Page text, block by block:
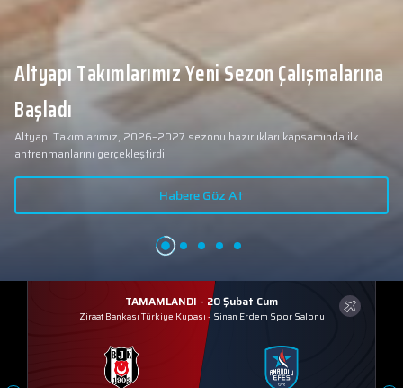
Altyapı Takımlarımız Yeni Sezon Çalışmalarına
Başladı
Altyapı Takımlarımız, 2026–2027 sezonu hazırlıkları kapsamında ilk
antrenmanlarını gerçekleştirdi.
Habere Göz At
TAMAMLANDI - 20 Şubat Cum
Ziraat Bankası Türkiye Kupası - Sinan Erdem Spor Salonu